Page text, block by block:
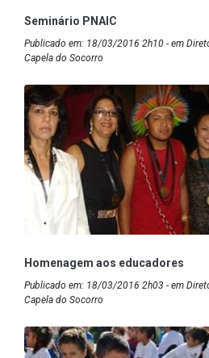
Seminário PNAIC
Publicado em: 18/03/2016 2h10 - em
Capela do Socorro
Homenagem aos educadores
Publicado em: 18/03/2016 2h03 - em
Capela do Socorro